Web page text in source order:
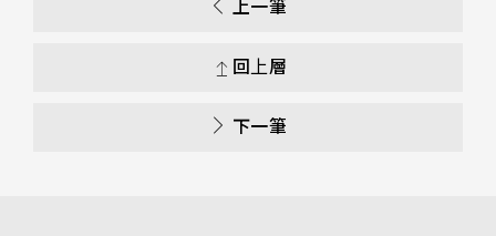
上一筆
回上層
下一筆